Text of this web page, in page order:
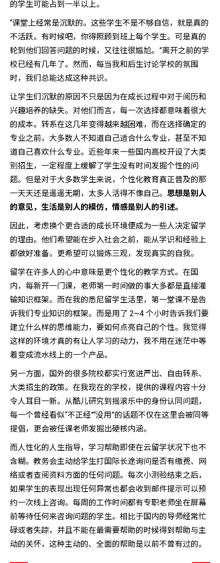
的学生可能占到一半以上。
“课堂上经常是沉默的。这些学生不是不够自信，就是真的
不活跃。有时候吧，你得照顾到班上每个学生。可是真的
轮到他们回答问题的时候，又往往很尴尬。”离开之前的学
校已经有几年了。然而，每当我和后生讨论学校的氛围
时，我们总能达成这种共识。
让学生们沉默的原因不只是因为在成长过程中对于阅历和
兴趣培养的缺失。对他们而言，每一次选择都意味着很大
的成本。转系在这几年变得越来越困难，而在选择确定的
专业之前，大多数人不知道自己适合什么专业，甚至不知
道自己喜欢什么专业。近些年来一些国内高校开设了大类
别招生，一定程度上缓解了学生没有时间发掘个性的问
题。但是对于大多数学生来说，个性化教育真正普及的那
一天天还是遥遥无期，太多人活得不像自己。 思想是别人
的意见，生活是别人的模仿，情感是别人的引述。
因此，考虑换个更合适的成长环境便成为一些人决定留学
的理由。他们希望能在步入社会之前，能从学识和经验上
都做好准备。更希望可以锻炼三观，发现真实的自我。
留学在许多人的心中意味是更个性化的教学方式。在国
内，每新开一门课，老师第一时间做的事大多都是直接灌
输知识框架。而在我的悉尼留学生活里，第一堂课不是告
诉我们专业知识的框架。而是用了 2~4 个小时告诉我们要
建立什么样的思维能力，要如何点亮自己的个性。我觉得
这样的环境才真的有让人学习的动力，我不用在迷茫中等
着变成流水线上的一个产品。
另一方面，国外的很多院校都实行宽进严出、自由转系、
大类招生的政策。在我现在的学校，提供的课程内容十分
令人耳目一新。从酷儿研究到摇滚乐中的身份认同问题，
每一个曾经看似“不正经”“没用”的话题不仅在这里会被同等
提倡，更会被任课老师发掘出硬核内涵。
而人性化的人生指导，学习帮助即使在云留学状况下也不
含糊。教务会主动给学生打国际长途询问是否有缴费、网
络或者查阅资料方面的任何问题。每次小测验结束之后，
如果学生的表现出现任何异常也都会收到邮件提示可以预
约一次线上咨询。每周的工作时间都有专职老师坐在屏幕
前等待任何来咨询问题的学生。相比于国内的导师经常忙
碌或者失踪，并且不能在最需要帮助的时候得到帮助与主
动的关怀，这种主动的、全面的帮助是以前不曾有过的。